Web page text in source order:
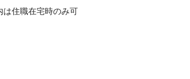
住職在宅時のみ可